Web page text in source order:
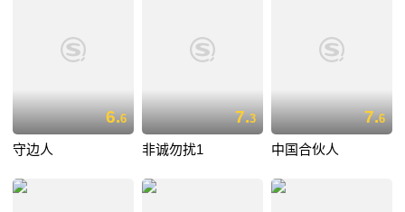
6.6
守边人
7.3
非诚勿扰1
7.6
中国合伙人